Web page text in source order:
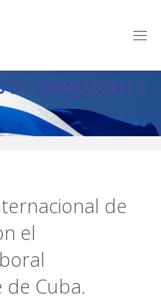
D R A BAJADORES C
de
el
Cuba.